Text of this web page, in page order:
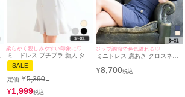
柔らかく親しみやすい印象に♡
ミニドレス プチプラ 新人 タイ
ト オフショル 低身長 胸元隠
し ダブルボタン 裾フリル ガー
リー グレー キャバドレス (あ
おぽん着用/S〜XLサイズ対応)
| myMinette/マイミネット
SALE
定価 ¥5,390→
¥1,999
ジップ調節で色気溢れる♡
ミニドレス 肩あき クロスネッ
ポケット ストレッチ XL タイ
ト ブルー キャバドレス (横田
¥8,700